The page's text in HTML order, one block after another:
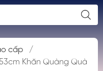
cấp
/
Khăn Quàng Quà